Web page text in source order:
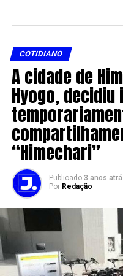
COTIDIANO
A cidade de
Hyogo,
“Himechari”
Publicado 3 anos
Por Redação